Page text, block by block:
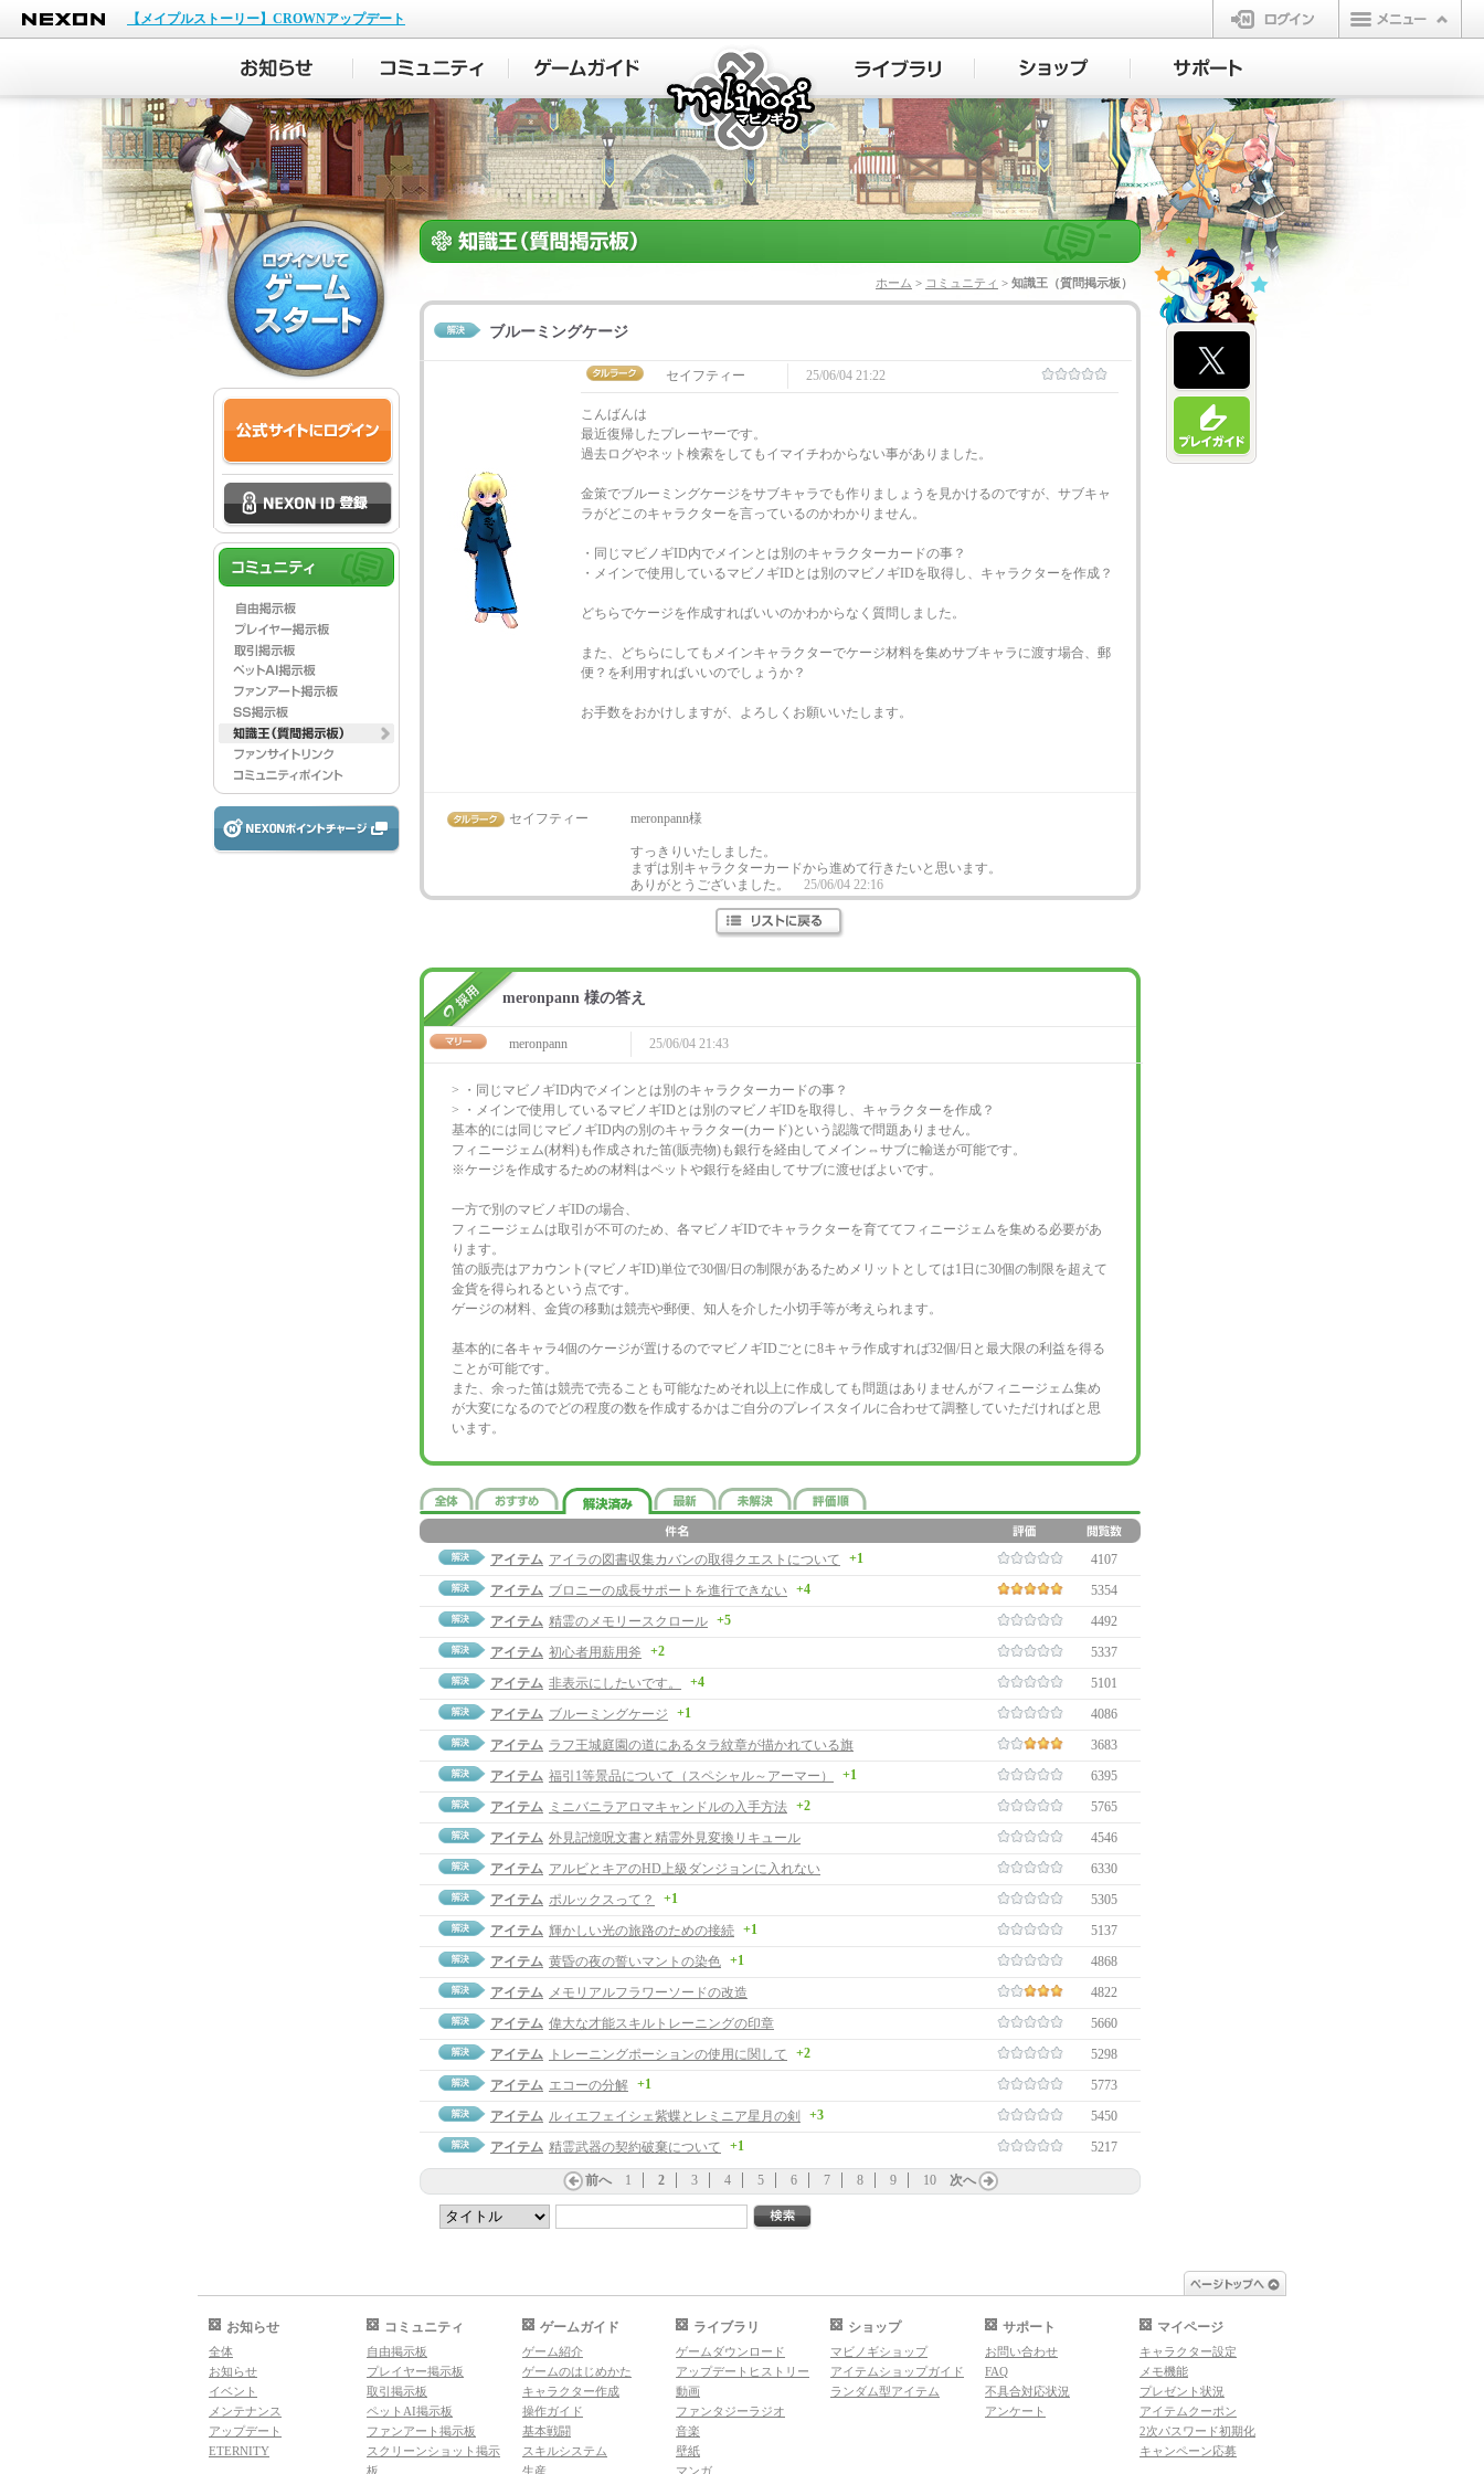
NEXON
【メイプルストーリー】CROWNアップデート
ログイン
マビノギ
ホーム > コミュニティ > 知識王（質問掲示板）
ブルーミングケージ
セイフティー 25/06/04 21:22
こんばんは
最近復帰したプレーヤーです。
過去ログやネット検索をしてもイマイチわからない事がありました。
金策でブルーミングケージをサブキャラでも作りましょうを見かけるのですが、サブキャ
ラがどこのキャラクターを言っているのかわかりません。
・同じマビノギID内でメインとは別のキャラクターカードの事？
・メインで使用しているマビノギIDとは別のマビノギIDを取得し、キャラクターを作成？
どちらでケージを作成すればいいのかわからなく質問しました。
また、どちらにしてもメインキャラクターでケージ材料を集めサブキャラに渡す場合、郵
便？を利用すればいいのでしょうか？
お手数をおかけしますが、よろしくお願いいたします。
セイフティー meronpann様
すっきりいたしました。
まずは別キャラクターカードから進めて行きたいと思います。
ありがとうございました。
25/06/04 22:16
meronpann 様の答え
meronpann 25/06/04 21:43
> ・同じマビノギID内でメインとは別のキャラクターカードの事？
> ・メインで使用しているマビノギIDとは別のマビノギIDを取得し、キャラクターを作成？
基本的には同じマビノギID内の別のキャラクター(カード)という認識で問題ありません。
フィニージェム(材料)も作成された笛(販売物)も銀行を経由してメイン⇔サブに輸送が可能です。
※ケージを作成するための材料はペットや銀行を経由してサブに渡せばよいです。
一方で別のマビノギIDの場合、
フィニージェムは取引が不可のため、各マビノギIDでキャラクターを育ててフィニージェムを集める必要があ
ります。
笛の販売はアカウント(マビノギID)単位で30個/日の制限があるためメリットとしては1日に30個の制限を超えて
金貨を得られるという点です。
ゲージの材料、金貨の移動は競売や郵便、知人を介した小切手等が考えられます。
基本的に各キャラ4個のケージが置けるのでマビノギIDごとに8キャラ作成すれば32個/日と最大限の利益を得る
ことが可能です。
また、余った笛は競売で売ることも可能なためそれ以上に作成しても問題はありませんがフィニージェム集め
が大変になるのでどの程度の数を作成するかはご自分のプレイスタイルに合わせて調整していただければと思
います。
アイテム アイラの図書収集カバンの取得クエストについて +1
4107
アイテム ブロニーの成長サポートを進行できない +4
5354
アイテム 精霊のメモリースクロール +5
4492
アイテム 初心者用薪用斧 +2
5337
アイテム 非表示にしたいです。 +4
5101
アイテム ブルーミングケージ +1
4086
アイテム ラフ王城庭園の道にあるタラ紋章が描かれている旗
3683
アイテム 福引1等景品について（スペシャル～アーマー） +1
6395
アイテム ミニバニラアロマキャンドルの入手方法 +2
5765
アイテム 外見記憶呪文書と精霊外見変換リキュール
4546
アイテム アルビとキアのHD上級ダンジョンに入れない
6330
アイテム ポルックスって？ +1
5305
アイテム 輝かしい光の旅路のための接続 +1
5137
アイテム 黄昏の夜の誓いマントの染色 +1
4868
アイテム メモリアルフラワーソードの改造
4822
アイテム 偉大な才能スキルトレーニングの印章
5660
アイテム
トレーニングポーションの使用に関して +2
5298
アイテム エコーの分解 +1
5773
アイテム ルィエフェイシェ紫蝶とレミニア星月の剣 +3
5450
アイテム 精霊武器の契約破棄について +1 5217
前へ 1 2 3 4 5 6 7 8 9 10 次へ
お知らせ
全体
お知らせ
イベント
メンテナンス
アップデート
ETERNITY
コミュニティ
自由掲示板
プレイヤー掲示板
取引掲示板
ペットAI掲示板
ファンアート掲示板
スクリーンショット掲示
板
ゲームガイド
ゲーム紹介
ゲームのはじめかた
キャラクター作成
操作ガイド
基本戦闘
スキルシステム
生産
ライブラリ
ゲームダウンロード
アップデートヒストリー
動画
ファンタジーラジオ
音楽
壁紙
マンガ
ショップ
マビノギショップ
アイテムショップガイド
ランダム型アイテム
サポート
お問い合わせ
FAQ
不具合対応状況
アンケート
マイページ
キャラクター設定
メモ機能
プレゼント状況
アイテムクーポン
2次パスワード初期化
キャンペーン応募